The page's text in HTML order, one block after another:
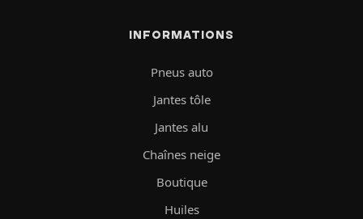
INFORMATIONS
Pneus auto
Jantes tôle
Jantes alu
Chaînes neige
Boutique
Huiles